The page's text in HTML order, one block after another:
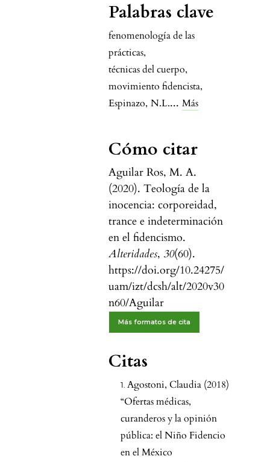
Palabras clave
fenomenología de las
prácticas,
técnicas del cuerpo,
movimiento fidencista,
Espinazo, N.L.... Más
Cómo citar
Aguilar Ros, M. A.
(2020). Teología de la
inocencia: corporeidad,
trance e indeterminación
en el fidencismo.
Alteridades, 30(60).
https://doi.org/10.24275/
uam/izt/dcsh/alt/2020v30
n60/Aguilar
Más formatos de cita
Citas
Agostoni, Claudia (2018)
“Ofertas médicas,
curanderos y la opinión
pública: el Niño Fidencio
en el México